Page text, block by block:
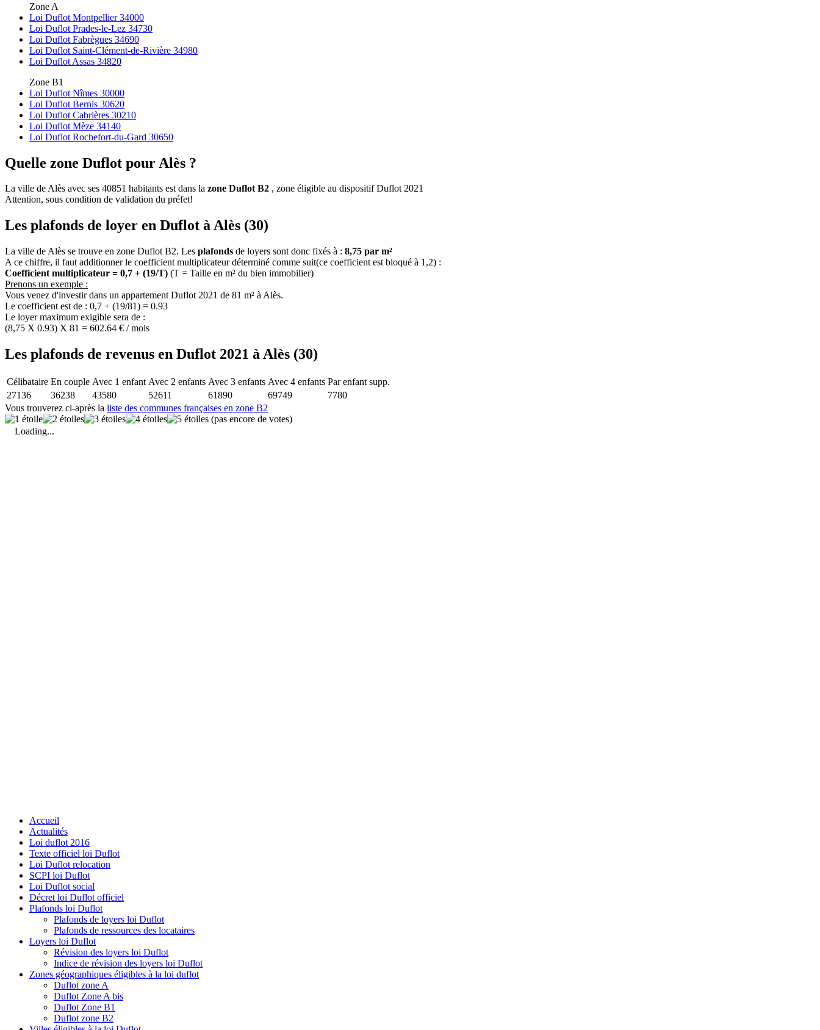
Zone A
Loi Duflot Montpellier 34000
Loi Duflot Prades-le-Lez 34730
Loi Duflot Fabrègues 34690
Loi Duflot Saint-Clément-de-Rivière 34980
Loi Duflot Assas 34820
Zone B1
Loi Duflot Nîmes 30000
Loi Duflot Bernis 30620
Loi Duflot Cabrières 30210
Loi Duflot Mèze 34140
Loi Duflot Rochefort-du-Gard 30650
Quelle zone Duflot pour Alès ?
La ville de Alès avec ses 40851 habitants est dans la zone Duflot B2 , zone éligible au dispositif Duflot 2021
Attention, sous condition de validation du préfet!
Les plafonds de loyer en Duflot à Alès (30)
La ville de Alès se trouve en zone Duflot B2. Les plafonds de loyers sont donc fixés à : 8,75 par m²
A ce chiffre, il faut additionner le coefficient multiplicateur déterminé comme suit(ce coefficient est bloqué à 1,2) :
Coefficient multiplicateur = 0,7 + (19/T) (T = Taille en m² du bien immobilier)
Prenons un exemple :
Vous venez d'investir dans un appartement Duflot 2021 de 81 m² à Alès.
Le coefficient est de : 0,7 + (19/81) = 0.93
Le loyer maximum exigible sera de :
(8,75 X 0.93) X 81 = 602.64 € / mois
Les plafonds de revenus en Duflot 2021 à Alès (30)
Célibataire En couple Avec 1 enfant Avec 2 enfants Avec 3 enfants Avec 4 enfants Par enfant supp.
27136
36238 43580 52611 61890 69749
7780
Vous trouverez ci-après la liste des communes françaises en zone B2
(pas encore de votes)
Loading...
Accueil
Actualités
Loi duflot 2016
Texte officiel loi Duflot
Loi Duflot relocation
SCPI loi Duflot
Loi Duflot social
Décret loi Duflot officiel
Plafonds loi Duflot
Plafonds de loyers loi Duflot
Plafonds de ressources des locataires
Loyers loi Duflot
Révision des loyers loi Duflot
Indice de révision des loyers loi Duflot
Zones géographiques éligibles à la loi duflot
Duflot zone A
Duflot Zone A bis
Duflot Zone B1
Duflot zone B2